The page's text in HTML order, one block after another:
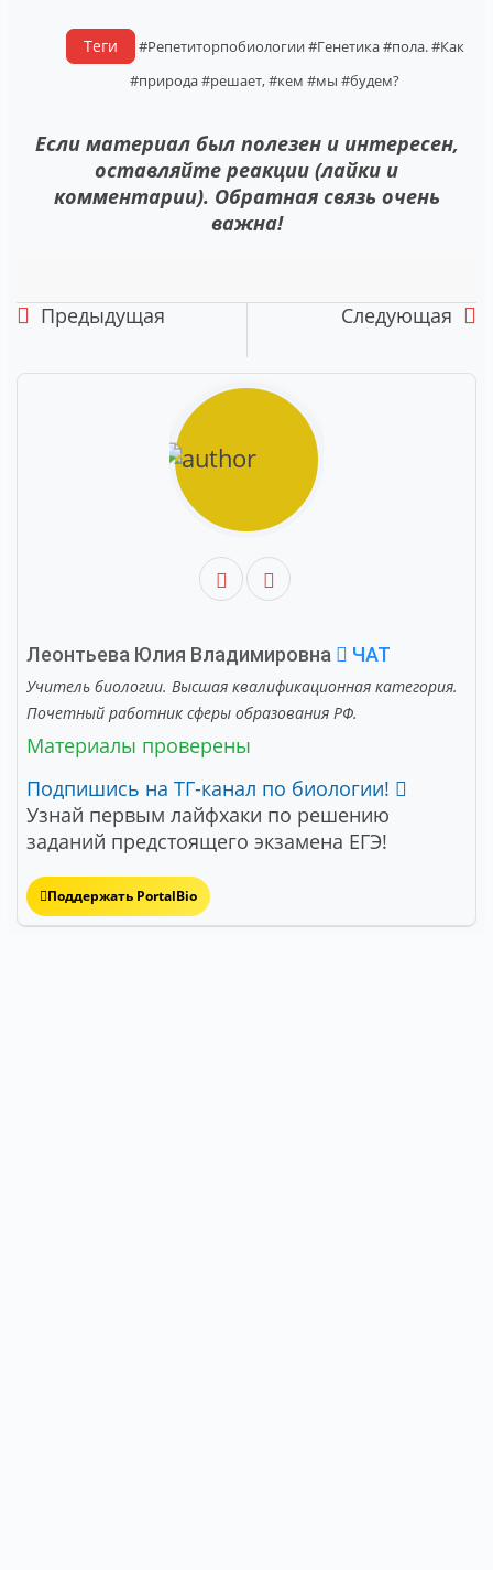
Теги #Репетиторпобиологии#Генетика#пола.#Как
#природа#решает,#кем #мы #будем?
Если материал был полезен и интересен,
оставляйте реакции (лайки и
комментарии). Обратная связь очень
важна!
Предыдущая Следующая
Леонтьева Юлия Владимировна ЧАТ
Учитель биологии. Высшая квалификационная категория.
Почетный работник сферы образования РФ.
Материалы проверены
Подпишись на ТГ-канал по биологии!
Узнай первым лайфхаки по решению
заданий предстоящего экзамена ЕГЭ!
Поддержать PortalBio